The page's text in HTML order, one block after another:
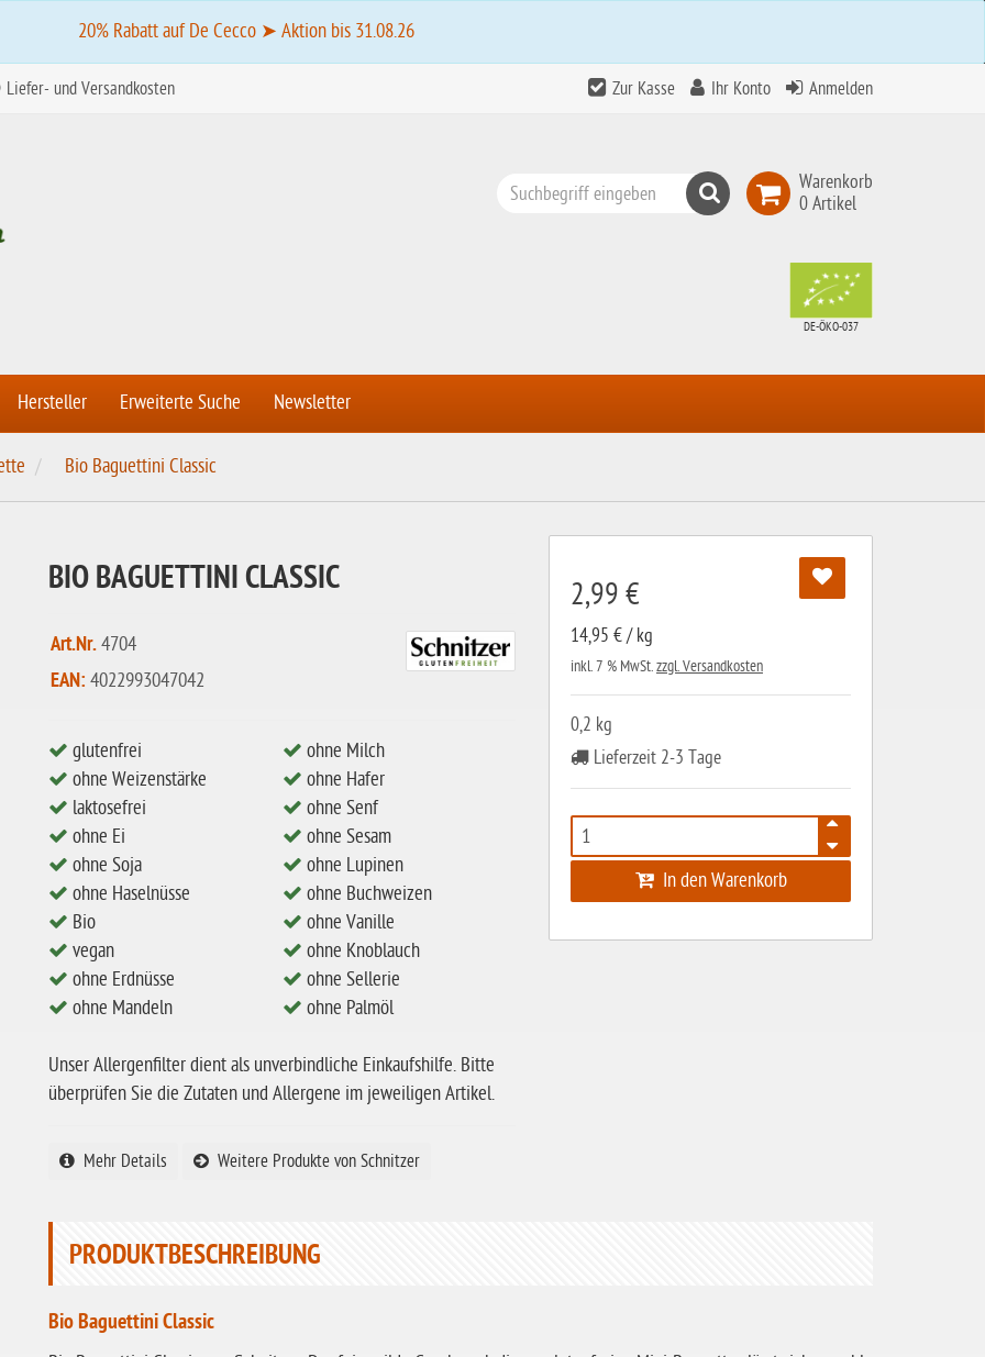
20% Rabatt auf De Cecco ➤ Aktion bis 31.08.26
Liefer- und Versandkosten Zur Kasse Ihr Konto Anmelden
Warenkorb
0 Artikel
Suchen
DE-ÖKO-037
Hersteller Erweiterte Suche Newsletter
Bio Baguettini Classic
2,99 €
14,95 € / kg
inkl. 7 % MwSt.zzgl. Versandkosten
0,2 kg
Lieferzeit 2-3 Tage
In den Warenkorb
BIO BAGUETTINI CLASSIC
Art.Nr.4704
EAN: 4022993047042
glutenfrei
ohne Weizenstärke
laktosefrei
ohne Ei
ohne Soja
ohne Haselnüsse
Bio
vegan
ohne Erdnüsse
ohne Mandeln
ohne Milch
ohne Hafer
ohne Senf
ohne Sesam
ohne Lupinen
ohne Buchweizen
ohne Vanille
ohne Knoblauch
ohne Sellerie
ohne Palmöl
Unser Allergenfilter dient als unverbindliche Einkaufshilfe. Bitte
überprüfen Sie die Zutaten und Allergene im jeweiligen Artikel.
Mehr Details Weitere Produkte von Schnitzer
PRODUKTBESCHREIBUNG
Bio Baguettini Classic